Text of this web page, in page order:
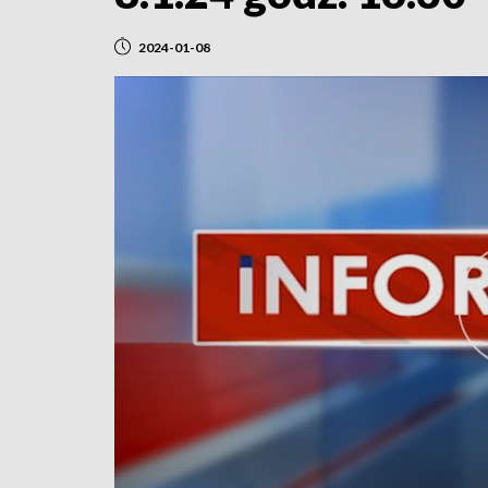
2024-01-08